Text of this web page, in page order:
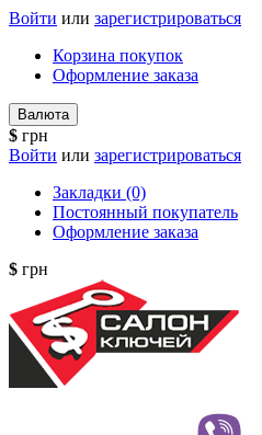
Войти или зарегистрироваться
Корзина покупок
Оформление заказа
Валюта
$ грн
Войти или зарегистрироваться
Закладки (0)
Постоянный покупатель
Оформление заказа
$ грн